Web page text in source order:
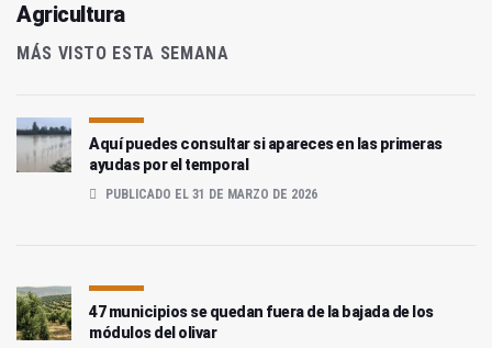
Agricultura
MÁS VISTO ESTA SEMANA
Aquí puedes consultar si apareces en las primeras
ayudas por el temporal
PUBLICADO EL 31 DE MARZO DE 2026
47 municipios se quedan fuera de la bajada de los
módulos del olivar